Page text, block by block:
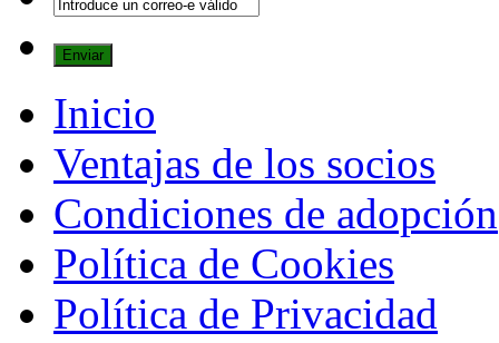
Inicio
Ventajas de los socios
Condiciones de adopción
Política de Cookies
Política de Privacidad